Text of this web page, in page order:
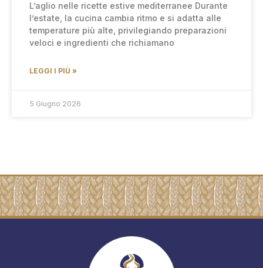
L’aglio nelle ricette estive mediterranee Durante
l’estate, la cucina cambia ritmo e si adatta alle
temperature più alte, privilegiando preparazioni
veloci e ingredienti che richiamano
LEGGI I PIÙ »
5 Giugno 2026